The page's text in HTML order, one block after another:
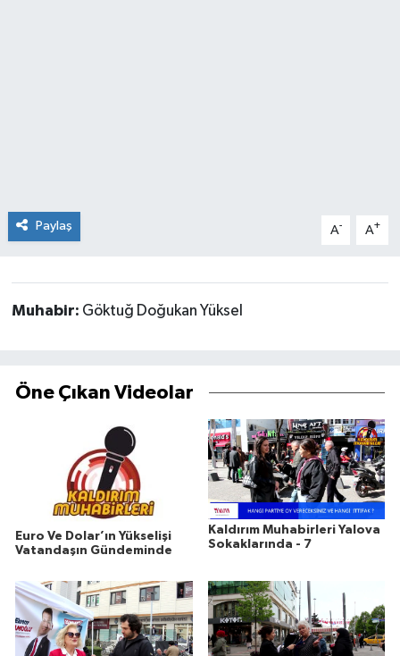
Paylaş A- A+
Muhabir: Göktuğ Doğukan Yüksel
Öne Çıkan Videolar
Euro Ve Dolar’ın Yükselişi
Vatandaşın Gündeminde
Kaldırım Muhabirleri Yalova
Sokaklarında - 7